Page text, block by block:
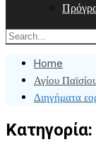
Home
Αγίου
Διηγήματα
Κατηγορία: